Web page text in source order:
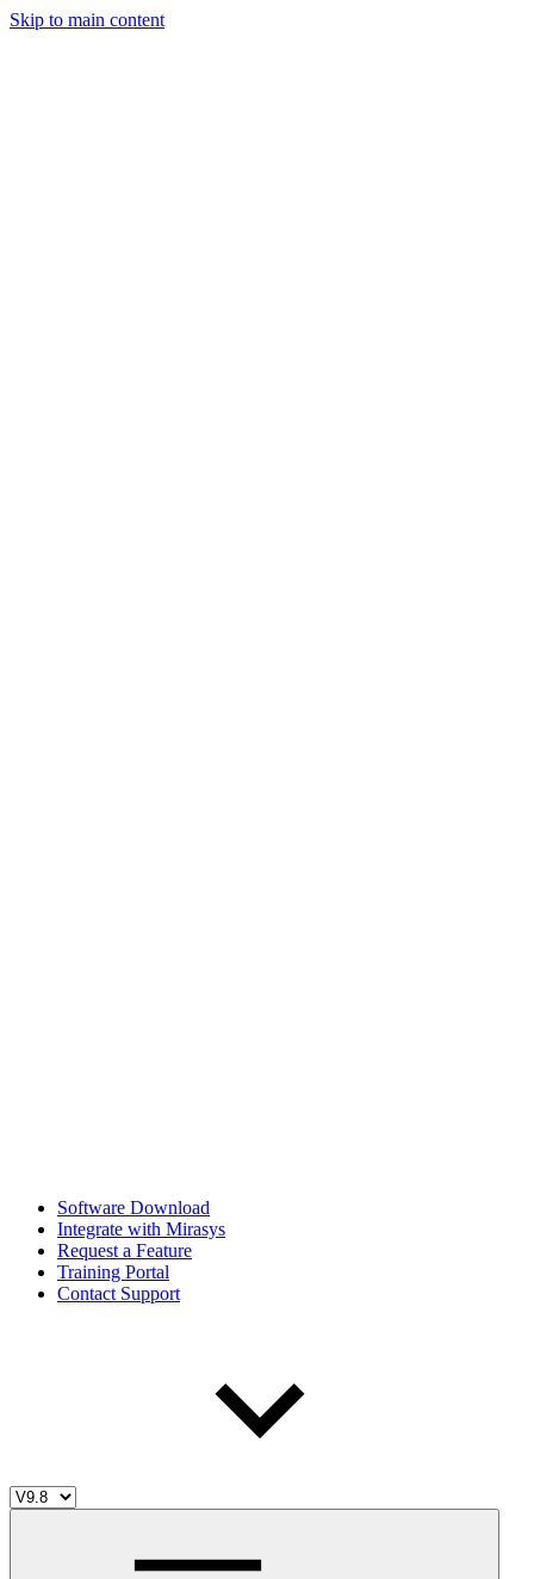
Skip to main content
Software Download
Integrate with Mirasys
Request a Feature
Training Portal
Contact Support